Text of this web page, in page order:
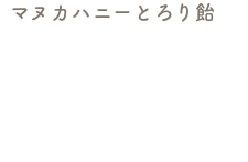
マヌカハニーとろり飴